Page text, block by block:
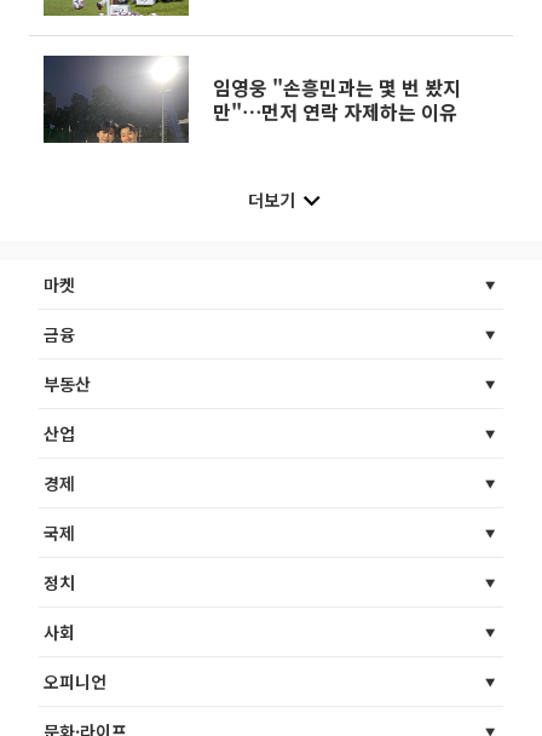
임영웅 "손흥민과는 몇 번 봤지
만"⋯먼저 연락 자제하는 이유
더보기
마켓
금융
부동산
산업
경제
국제
정치
사회
오피니언
문화·라이프